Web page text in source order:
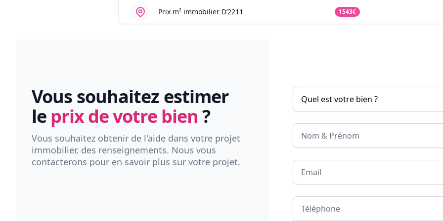
Prix m² immobilier D’2211 1543€
Vous souhaitez estimer
le prix de votre bien ?
Vous souhaitez obtenir de l'aide dans votre projet
immobilier, des renseignements. Nous vous
contacterons pour en savoir plus sur votre projet.
Nom & Prénom
Email
Téléphone